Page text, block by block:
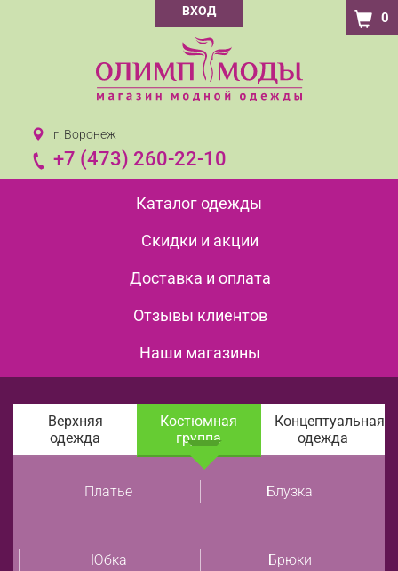
ВХОД 0
г. Воронеж
+7 (473) 260-22-10
Каталог одежды
Скидки и акции
Доставка и оплата
Отзывы клиентов
Наши магазины
Верхняя
одежда
Костюмная
группа
Концептуальная
одежда
Платье Блузка
Юбка Брюки